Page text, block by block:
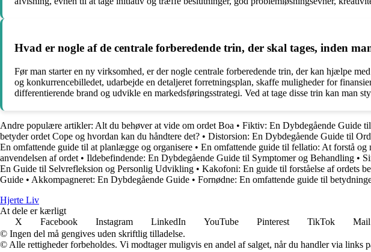
Hvad er nogle af de centrale forberedende trin, der skal tages, inden
Før man starter en ny virksomhed, er der nogle centrale forberedende trin, der kan hjælpe
og konkurrencebilledet, udarbejde en detaljeret forretningsplan, skaffe muligheder for
differentierende brand og udvikle en markedsføringsstrategi. Ved at tage disse trin kan man
Andre populære artikler: Alt du behøver at vide om ordet Boa • Fiktiv: En Dybdegående Guide
betyder ordet Cope og hvordan kan du håndtere det? • Distorsion: En Dybdegående Guide til
En omfattende guide til at planlægge og organisere • En omfattende guide til fellatio: At forstå og
anvendelsen af ordet • Ildebefindende: En Dybdegående Guide til Symptomer og Behandling •
En Guide til Selvrefleksion og Personlig Udvikling • Kakofoni: En guide til forståelse af ordets
Guide • Akkompagneret: En Dybdegående Guide • Fornødne: En omfattende guide til
Hjerte Liv
At dele er kærligt
X
Facebook Instagram LinkedIn YouTube Pinterest TikTok Mail
© Ingen del må gengives uden skriftlig tilladelse.
© Alle rettigheder forbeholdes. Vi modtager muligvis en andel af salget, når du handler via links